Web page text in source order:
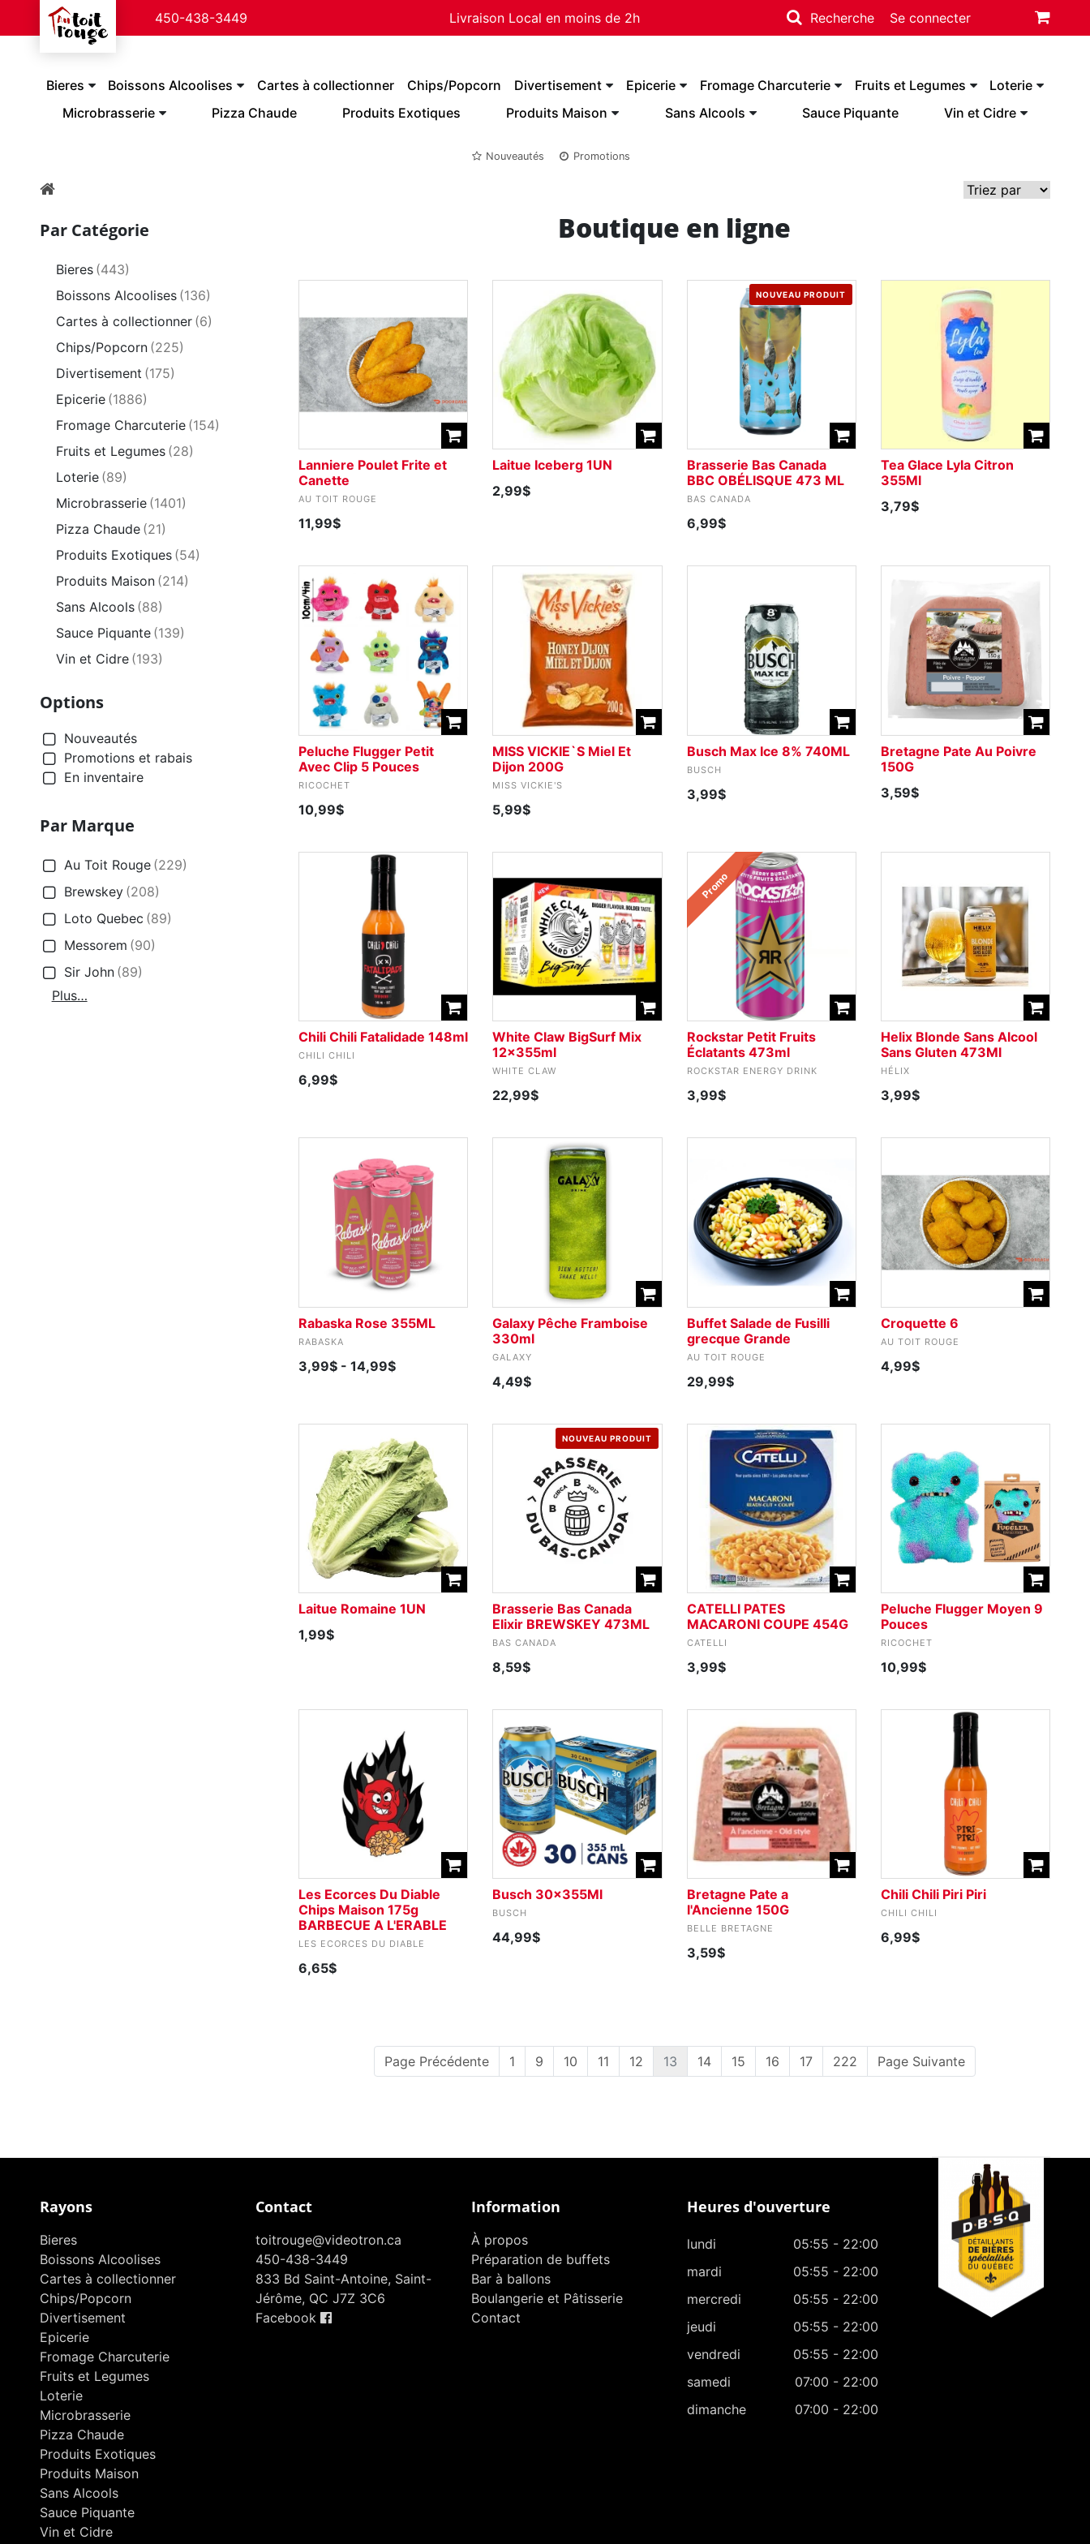
450-438-3449 Livraison Local en moins de 2h Recherche Se connecter
Bieres Boissons Alcoolises Cartes à collectionner Chips/Popcorn Divertisement Epicerie Fromage Charcuterie Fruits et Legumes
Loterie
Microbrasserie
Pizza Chaude Produits Exotiques Produits Maison Sans Alcools Sauce Piquante Vin et Cidre
Nouveautés Promotions
Par Catégorie
Bieres (443)
Boissons Alcoolises (136)
Cartes à collectionner (6)
Chips/Popcorn (225)
Divertisement (175)
Epicerie (1886)
Fromage Charcuterie (154)
Fruits et Legumes (28)
Loterie (89)
Microbrasserie (1401)
Pizza Chaude (21)
Produits Exotiques (54)
Produits Maison (214)
Sans Alcools (88)
Sauce Piquante (139)
Vin et Cidre (193)
Options
Nouveautés
Promotions et rabais
En inventaire
Par Marque
Au Toit Rouge (229)
Brewskey (208)
Loto Quebec (89)
Messorem (90)
Sir John (89)
Plus…
Boutique en ligne
Lanniere Poulet Frite et
Canette
AU TOIT ROUGE
11,99$
Laitue Iceberg 1UN
2,99$
NOUVEAU PRODUIT
Brasserie Bas Canada
BBC OBÉLISQUE 473 ML
BAS CANADA
6,99$
Tea Glace Lyla Citron
355Ml
3,79$
Peluche Flugger Petit
Avec Clip 5 Pouces
RICOCHET
10,99$
MISS VICKIE`S Miel Et
Dijon 200G
MISS VICKIE'S
5,99$
Busch Max Ice 8% 740ML
BUSCH
3,99$
Bretagne Pate Au Poivre
150G
3,59$
Chili Chili Fatalidade 148ml
CHILI CHILI
6,99$
White Claw BigSurf Mix
12x355ml
WHITE CLAW
22,99$
Promo
Rockstar Petit Fruits
Éclatants 473ml
ROCKSTAR ENERGY DRINK
3,99$
Helix Blonde Sans Alcool
Sans Gluten 473Ml
HÉLIX
3,99$
Rabaska Rose 355ML
RABASKA
3,99$- 14,99$
Galaxy Pêche Framboise
330ml
GALAXY
4,49$
Buffet Salade de Fusilli
grecque Grande
AU TOIT ROUGE
29,99$
Croquette 6
AU TOIT ROUGE
4,99$
Laitue Romaine 1UN
1,99$
NOUVEAU PRODUIT
Brasserie Bas Canada
Elixir BREWSKEY 473ML
BAS CANADA
8,59$
CATELLI PATES
MACARONI COUPE 454G
CATELLI
3,99$
Peluche Flugger Moyen 9
Pouces
RICOCHET
10,99$
Les Ecorces Du Diable
Chips Maison 175g
BARBECUE A L'ERABLE
LES ECORCES DU DIABLE
6,65$
Busch 30x355Ml
BUSCH
44,99$
Bretagne Pate a
l'Ancienne 150G
BELLE BRETAGNE
3,59$
Chili Chili Piri Piri
CHILI CHILI
6,99$
Page Précédente 1 9 10 11 12 13 14 15 16 17 222 Page Suivante
Rayons
Bieres
Boissons Alcoolises
Cartes à collectionner
Chips/Popcorn
Divertisement
Epicerie
Fromage Charcuterie
Fruits et Legumes
Loterie
Microbrasserie
Pizza Chaude
Produits Exotiques
Produits Maison
Sans Alcools
Sauce Piquante
Vin et Cidre
Contact
toitrouge@videotron.ca
450-438-3449
833 Bd Saint-Antoine, Saint-
Jérôme, QC J7Z 3C6
Facebook
Information
À propos
Préparation de buffets
Bar à ballons
Boulangerie et Pâtisserie
Contact
Heures d'ouverture
lundi
05:55 - 22:00
mardi
05:55 - 22:00
mercredi
05:55 - 22:00
jeudi
05:55 - 22:00
vendredi
05:55 - 22:00
samedi
07:00 - 22:00
dimanche
07:00 - 22:00